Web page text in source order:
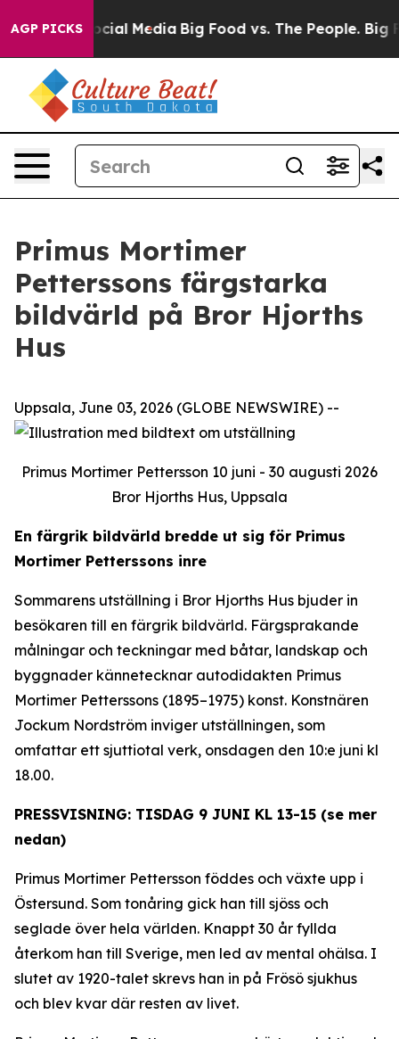
AGP PICKS
on Social Media Big Food vs. The People. Big
Primus Mortimer
Petterssons färgstarka
bildvärld på Bror Hjorths
Hus
Uppsala, June 03, 2026 (GLOBE NEWSWIRE) --
Primus Mortimer Pettersson 10 juni - 30 augusti 2026
Bror Hjorths Hus, Uppsala
En färgrik bildvärld bredde ut sig för Primus
Mortimer Petterssons inre
Sommarens utställning i Bror Hjorths Hus bjuder in
besökaren till en färgrik bildvärld. Färgsprakande
målningar och teckningar med båtar, landskap och
byggnader kännetecknar autodidakten Primus
Mortimer Petterssons (1895–1975) konst. Konstnären
Jockum Nordström inviger utställningen, som
omfattar ett sjuttiotal verk, onsdagen den 10:e juni kl
18.00.
PRESSVISNING: TISDAG 9 JUNI KL 13-15 (se mer
nedan)
Primus Mortimer Pettersson föddes och växte upp i
Östersund. Som tonåring gick han till sjöss och
seglade över hela världen. Knappt 30 år fyllda
återkom han till Sverige, men led av mental ohälsa. I
slutet av 1920-talet skrevs han in på Frösö sjukhus
och blev kvar där resten av livet.